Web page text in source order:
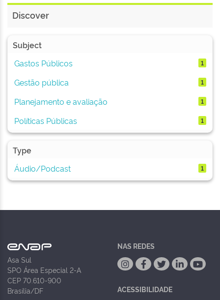
Discover
Subject
Gastos Públicos
1
Gestão pública 1
Planejamento e avaliação 1
Políticas Públicas 1
Type
Áudio/Podcast
1
Asa Sul
SPO Área Especial 2-A
CEP 70.610-900
Brasília/DF
NAS REDES
ACESSIBILIDADE